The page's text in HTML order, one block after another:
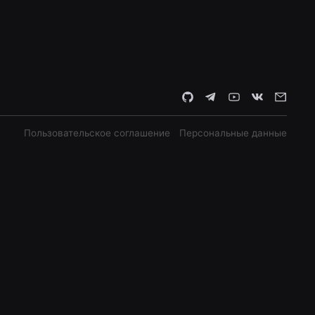
Пользовательское соглашение Персональные данные